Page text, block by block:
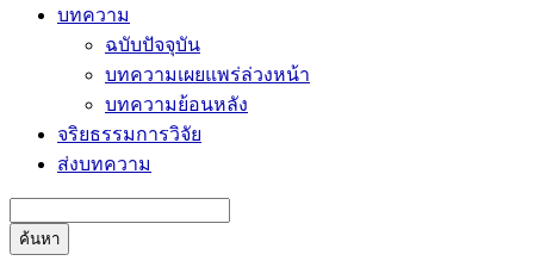
บทความ
ฉบับปัจจุบัน
บทความเผยแพร่ล่วงหน้า
บทความย้อนหลัง
จริยธรรมการวิจัย
ส่งบทความ
ค้นหา